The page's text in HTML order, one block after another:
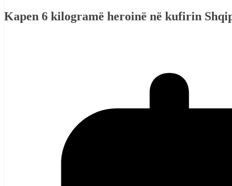
Kapen 6 kilogramë heroinë në kufirin